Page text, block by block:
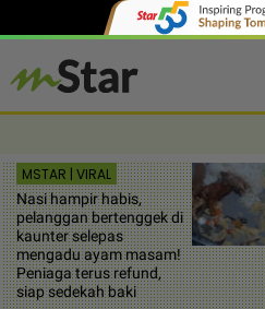
MSTAR | VIRAL
Nasi hampir habis,
pelanggan bertenggek di
kaunter selepas
mengadu ayam masam!
Peniaga terus refund,
siap sedekah baki